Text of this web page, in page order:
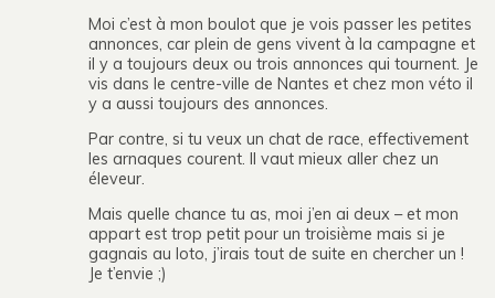
Moi c’est à mon boulot que je vois passer les petites
annonces, car plein de gens vivent à la campagne et
il y a toujours deux ou trois annonces qui tournent. Je
vis dans le centre-ville de Nantes et chez mon véto il
y a aussi toujours des annonces.
Par contre, si tu veux un chat de race, effectivement
les arnaques courent. Il vaut mieux aller chez un
éleveur.
Mais quelle chance tu as, moi j’en ai deux – et mon
appart est trop petit pour un troisième mais si je
gagnais au loto, j’irais tout de suite en chercher un !
Je t’envie ;)